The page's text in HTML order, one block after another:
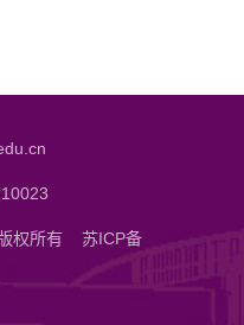
版权所有苏ICP备